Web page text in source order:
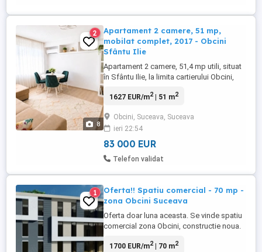
8
2
Apartament 2 camere, 51 mp,
mobilat complet, 2017 - Obcini
Sfântu Ilie
Apartament 2 camere, 51,4 mp utili, situat
în Sfântu Ilie, la limita cartierului Obcini,
în 2017, locuință complet mobilată și
Avantaje: - compartimentare practică; -
living luminos; - dormitor cu dressing ...
1627 EUR/m2| 51 m2
Obcini, Suceava, Suceava
ieri 22:54
83 000 EUR
Telefon validat
1
Oferta!! Spatiu comercial - 70 mp -
zona Obcini Suceava
Oferta doar luna aceasta. Se vinde spatiu
comercial zona Obcini, constructie noua.
300 mp. Pentru detalii suplimentare nu
1700 EUR/m2| 70 m2